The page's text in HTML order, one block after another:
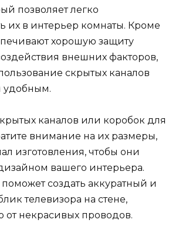
позволяет легко
их в интерьер комнаты. Кроме
хорошую защиту
внешних факторов,
скрытых каналов
удобным.
каналов или коробок для
внимание на их размеры,
изготовления, чтобы они
вашего интерьера.
создать аккуратный и
телевизора на стене,
от некрасивых проводов.